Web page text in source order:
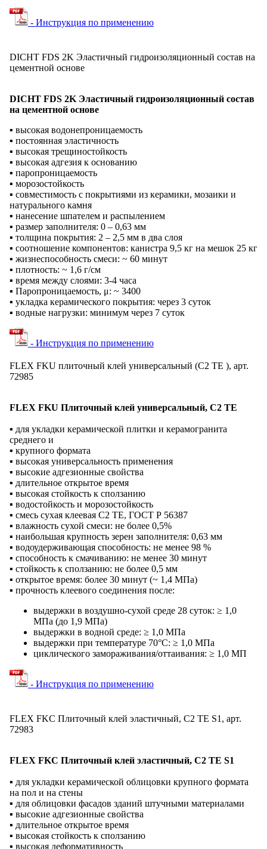
- Инструкция по применению
DICHT FDS 2K Эластичный гидроизоляционный состав на
цементной основе
DICHT FDS 2K Эластичный гидроизоляционный состав
на цементной основе
▪ высокая водонепроницаемость
▪ постоянная эластичность
▪ высокая трещиностойкость
▪ высокая адгезия к основанию
▪ паропроницаемость
▪ морозостойкость
▪ совместимость с покрытиями из керамики, мозаики и
натурального камня
▪ нанесение шпателем и распылением
▪ размер заполнителя: 0 – 0,63 мм
▪ толщина покрытия: 2 – 2,5 мм в два слоя
▪ соотношение компонентов: канистра 9,5 кг на мешок 25 кг
▪ жизнеспособность смеси: ~ 60 минут
▪ плотность: ~ 1,6 г/см
▪ время между слоями: 3-4 часа
▪ Паропроницаемость, μ: ~ 3400
▪ укладка керамического покрытия: через 3 суток
▪ водные нагрузки: минимум через 7 суток
- Инструкция по применению
FLEX FKU плиточный клей универсальный (С2 ТЕ ), арт.
72985
FLEX FKU Плиточный клей универсальный, C2 TE
▪ для укладки керамической плитки и керамогранита
среднего и
▪ крупного формата
▪ высокая универсальность применения
▪ высокие адгезионные свойства
▪ длительное открытое время
▪ высокая стойкость к сползанию
▪ водостойкость и морозостойкость
▪ смесь сухая клеевая С2 ТЕ, ГОСТ Р 56387
▪ влажность сухой смеси: не более 0,5%
▪ наибольшая крупность зерен заполнителя: 0,63 мм
▪ водоудерживающая способность: не менее 98 %
▪ способность к смачиванию: не менее 30 минут
▪ стойкость к сползанию: не более 0,5 мм
▪ открытое время: более 30 минут (~ 1,4 МПа)
▪ прочность клеевого соединения после:
выдержки в воздушно-сухой среде 28 суток: ≥ 1,0
МПа (до 1,9 МПа)
выдержки в водной среде: ≥ 1,0 МПа
выдержки при температуре 70°C: ≥ 1,0 МПа
циклического замораживания/оттаивания: ≥ 1,0 МП
- Инструкция по применению
FLEX FKC Плиточный клей эластичный, C2 TE S1, арт.
72983
FLEX FKC Плиточный клей эластичный, C2 TE S1
▪ для укладки керамической облицовки крупного формата
на пол и на стены
▪ для облицовки фасадов зданий штучными материалами
▪ высокие адгезионные свойства
▪ длительное открытое время
▪ высокая стойкость к сползанию
▪ высокая деформативность